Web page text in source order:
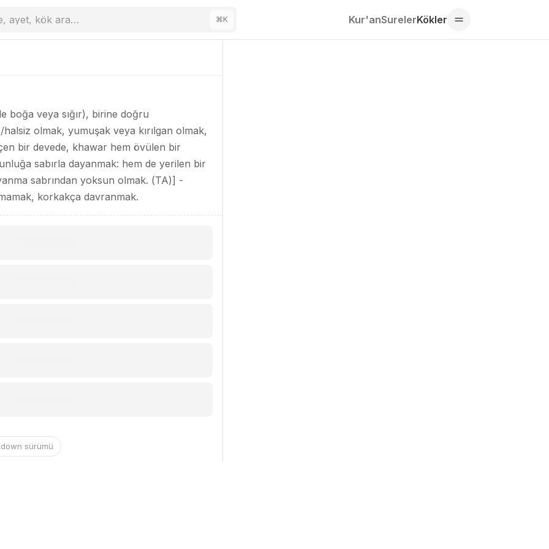
ayet, kök ara… ⌘K Kur'anSurelerKökler
boğa veya sığır), birine doğru
olmak, yumuşak veya kırılgan olmak,
bir devede, khawar hem övülen bir
sabırla dayanmak: hem de yerilen bir
sabrından yoksun olmak. (TA)] -
korkakça davranmak.
sürümü